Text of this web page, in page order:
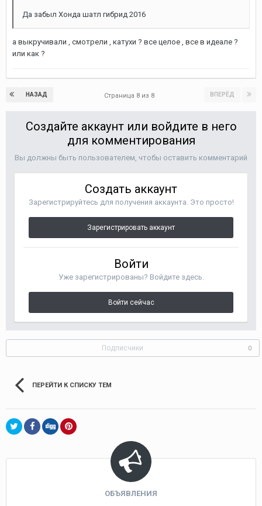
Да забыл Хонда шатл гибрид 2016
а выкручивали , смотрели , катухи ? все целое , все в идеале ?
или как ?
НАЗАД ВПЕРЁД
Страница 8 из 8
Создайте аккаунт или войдите в него
для комментирования
Вы должны быть пользователем, чтобы оставить комментарий
Создать аккаунт
Зарегистрируйтесь для получения аккаунта. Это просто!
Зарегистрировать аккаунт
Войти
Уже зарегистрированы? Войдите здесь.
Войти сейчас
Подписчики 0
ПЕРЕЙТИ К СПИСКУ ТЕМ
ОБЪЯВЛЕНИЯ